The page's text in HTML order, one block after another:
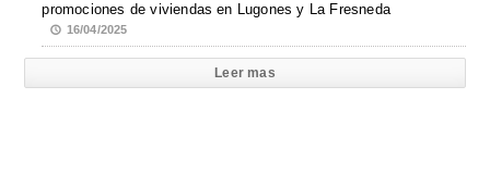
promociones de viviendas en Lugones y La Fresneda
16/04/2025
Leer mas